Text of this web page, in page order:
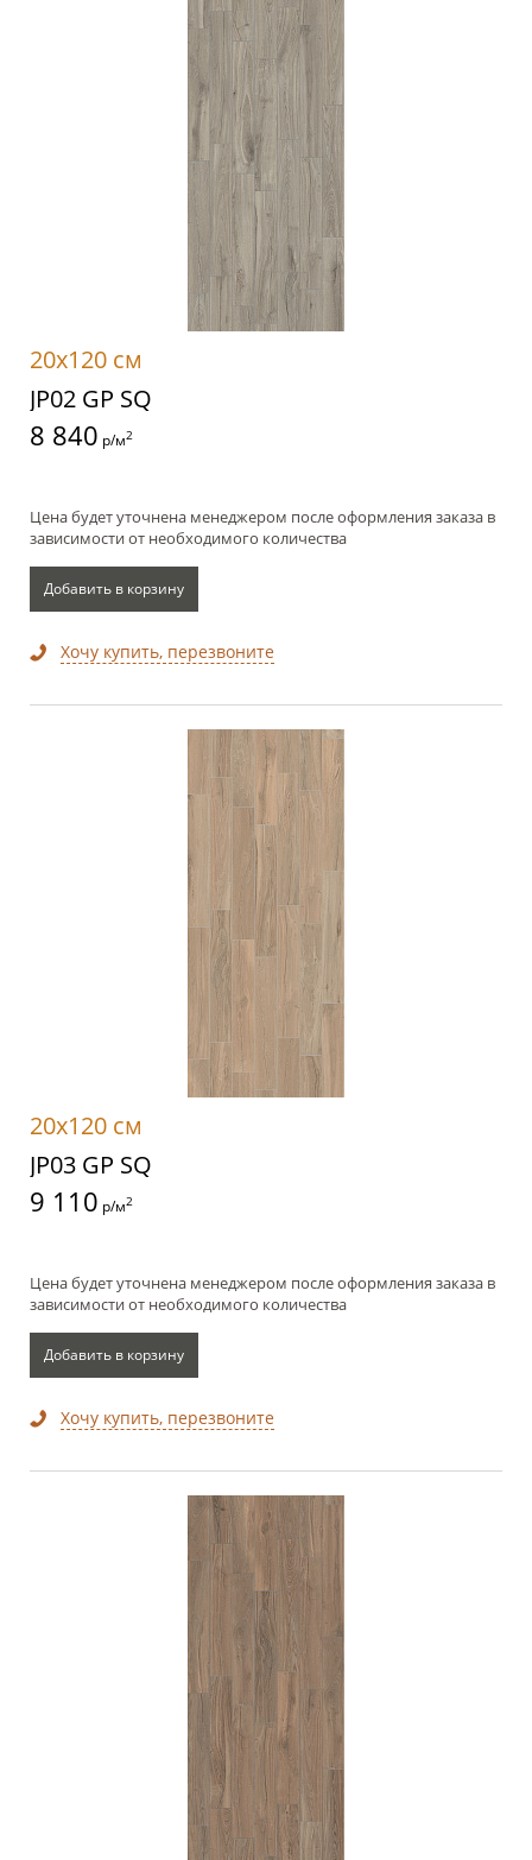
20x120 см
JP02 GP SQ
8 840 р/м2
Цена будет уточнена менеджером после оформления заказа в
зависимости от необходимого количества
Добавить в корзину
Хочу купить, перезвоните
20x120 см
JP03 GP SQ
9 110 р/м2
Цена будет уточнена менеджером после оформления заказа в
зависимости от необходимого количества
Добавить в корзину
Хочу купить, перезвоните